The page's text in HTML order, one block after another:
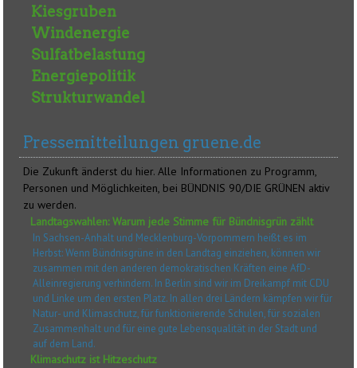
Kiesgruben
Windenergie
Sulfatbelastung
Energiepolitik
Strukturwandel
Pressemitteilungen gruene.de
Die Zukunft änderst du hier. Alle Informationen zu Programm,
Personen und Möglichkeiten, bei BÜNDNIS 90/DIE GRÜNEN aktiv
zu werden.
Landtagswahlen: Warum jede Stimme für Bündnisgrün zählt
In Sachsen-Anhalt und Mecklenburg-Vorpommern heißt es im
Herbst: Wenn Bündnisgrüne in den Landtag einziehen, können wir
zusammen mit den anderen demokratischen Kräften eine AfD-
Alleinregierung verhindern. In Berlin sind wir im Dreikampf mit CDU
und Linke um den ersten Platz. In allen drei Ländern kämpfen wir für
Natur- und Klimaschutz, für funktionierende Schulen, für sozialen
Zusammenhalt und für eine gute Lebensqualität in der Stadt und
auf dem Land.
Klimaschutz ist Hitzeschutz